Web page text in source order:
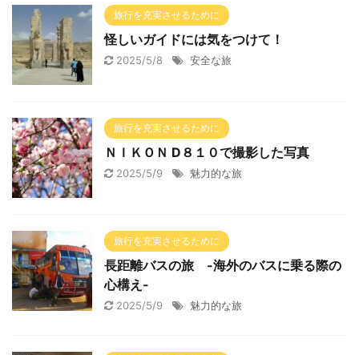
旅行を充実させるために
怪しいガイドには気をつけて！
2025/5/8 安全な旅
旅行を充実させるために
ＮＩＫＯＮ D８１０で撮影した写真
2025/5/9 魅力的な旅
旅行を充実させるために
長距離バスの旅 -海外のバスに乗る際の
心構え-
2025/5/9 魅力的な旅